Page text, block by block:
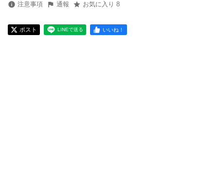
注意事項 通報 お気に入り 8
ポスト LINEで送る いいね！